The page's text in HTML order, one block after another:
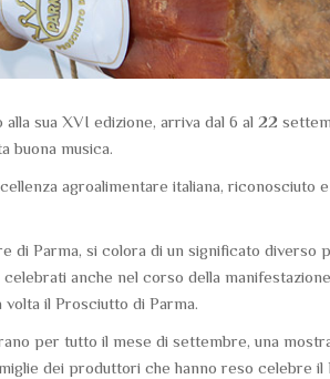
sua XVI edizione, arriva dal 6 al 22
buona musica.
agroalimentare italiana, riconosciuto
di Parma, si colora di un significato diverso
anche nel corso della
il Prosciutto di Parma.
per tutto il mese di settembre, una
dei produttori che hanno reso celebre il